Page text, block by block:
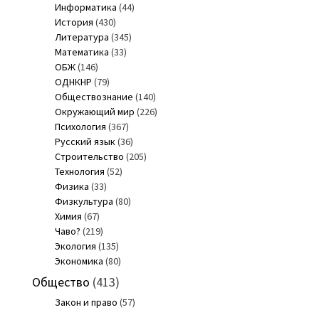
Информатика (44)
История (430)
Литература (345)
Математика (33)
ОБЖ(146)
ОДНКНР (79)
Обществознание (140)
Окружающий мир (226)
Психология (367)
Русский язык(36)
Строительство (205)
Технология (52)
Физика (33)
Физкультура (80)
Химия (67)
Чаво? (219)
Экология (135)
Экономика (80)
Общество (413)
Закон и право (57)